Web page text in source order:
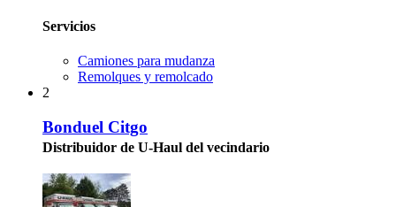
Servicios
Camiones para mudanza
Remolques y remolcado
2
Bonduel Citgo
Distribuidor de U-Haul del vecindario